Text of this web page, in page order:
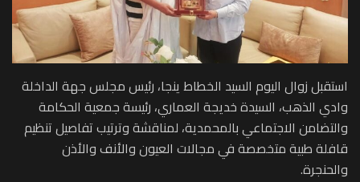
استقبل زوال اليوم السيد الخطاط ينجا، رئيس مجلس جهة الداخلة
وادي الذهب، السيدة خديجة العماري، رئيسة جمعية الحكامة
والتضامن الاجتماعي بالمحمدية، لمناقشة وترتيب تفاصيل تنظيم
قافلة طبية متخصصة في مجالات العيون والأنف والأذن
والحنجرة.